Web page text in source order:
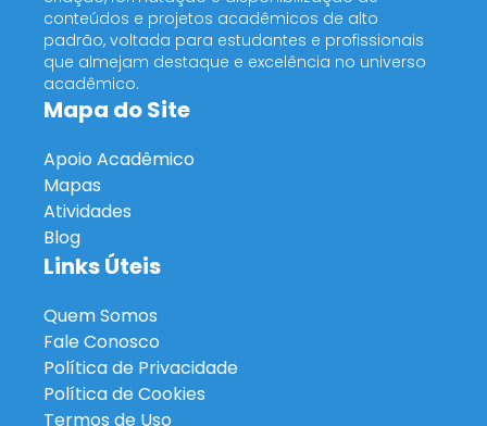
conteúdos e projetos acadêmicos de alto
padrão, voltada para estudantes e profissionais
que almejam destaque e excelência no universo
acadêmico.
Mapa do Site
Apoio Acadêmico
Mapas
Atividades
Blog
Links Úteis
Quem Somos
Fale Conosco
Política de Privacidade
Política de Cookies
Termos de Uso